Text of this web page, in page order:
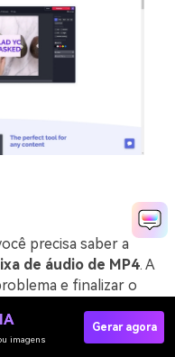
precisa saber a
de áudio de MP4. A
e finalizar o
gratuitos. Uma
softwares é o fato
imagens
Gerar agora